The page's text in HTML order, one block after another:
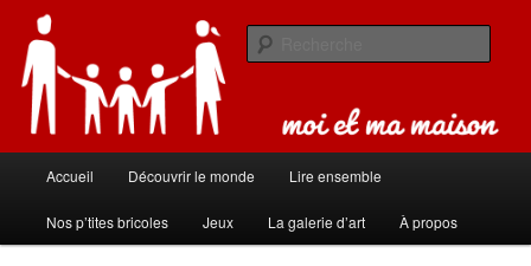
contenu
principalMoi et ma maison
Carnet de bord de famille
principal
Accueil Découvrir le monde Lire ensemble
Nos p’tites bricoles Jeux La galerie d’art À propos